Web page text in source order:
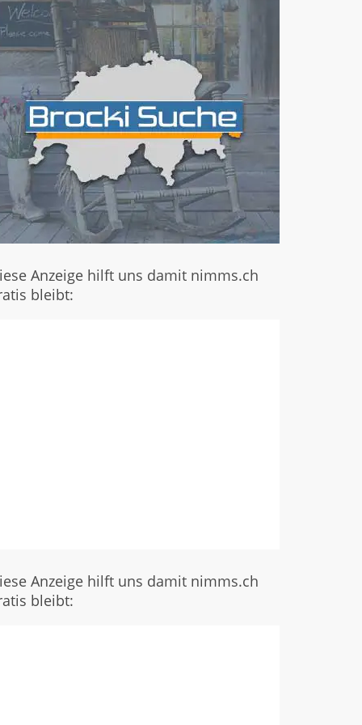
Anzeige hilft uns damit nimms.ch
bleibt:
Anzeige hilft uns damit nimms.ch
bleibt: